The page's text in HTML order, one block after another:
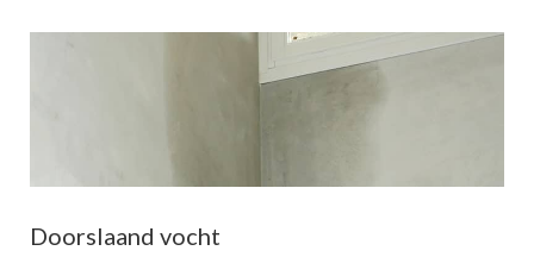
Doorslaand vocht